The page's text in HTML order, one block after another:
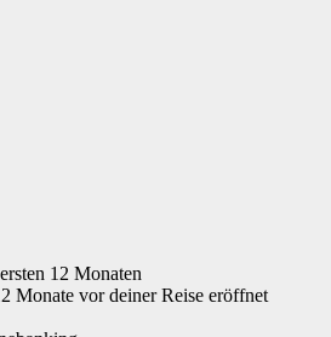
12 Monaten
Monate vor deiner Reise eröffnet